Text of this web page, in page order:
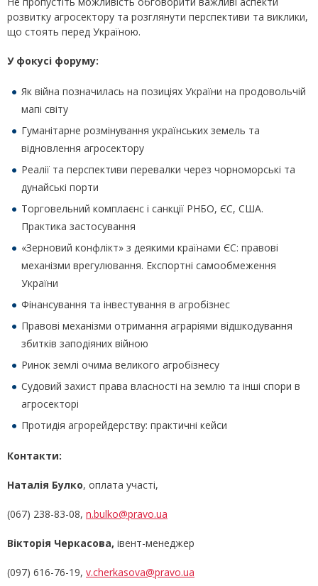
розвитку агросектору та розглянути перспективи та виклики,
що стоять перед Україною.
У фокусі форуму:
Як війна позначилась на позиціях України на продовольчій
мапі світу
Гуманітарне розмінування українських земель та
відновлення агросектору
Реалії та перспективи перевалки через чорноморські та
дунайські порти
Торговельний комплаєнс і санкції РНБО, ЄС, США.
Практика застосування
«Зерновий конфлікт» з деякими країнами ЄС: правові
механізми врегулювання. Експортні самообмеження
України
Фінансування та інвестування в агробізнес
Правові механізми отримання аграріями відшкодування
збитків заподіяних війною
Ринок землі очима великого агробізнесу
Судовий захист права власності на землю та інші спори в
агросекторі
Протидія агрорейдерству: практичні кейси
Контакти:
Наталія Булко, оплата участі,
(067) 238-83-08, n.bulko@pravo.ua
Вікторія Черкасова, івент-менеджер
(097) 616-76-19, v.cherkasova@pravo.ua